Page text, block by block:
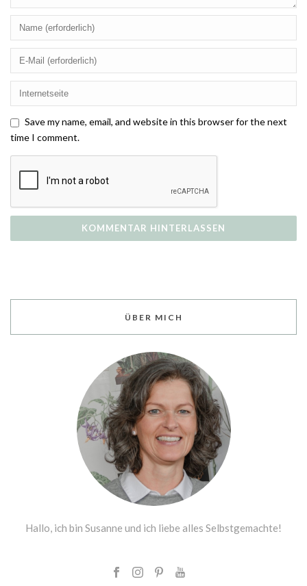
Save my name, email, and website in this browser for the next
time I comment.
ÜBER MICH
Hallo, ich bin Susanne und ich liebe alles Selbstgemachte!